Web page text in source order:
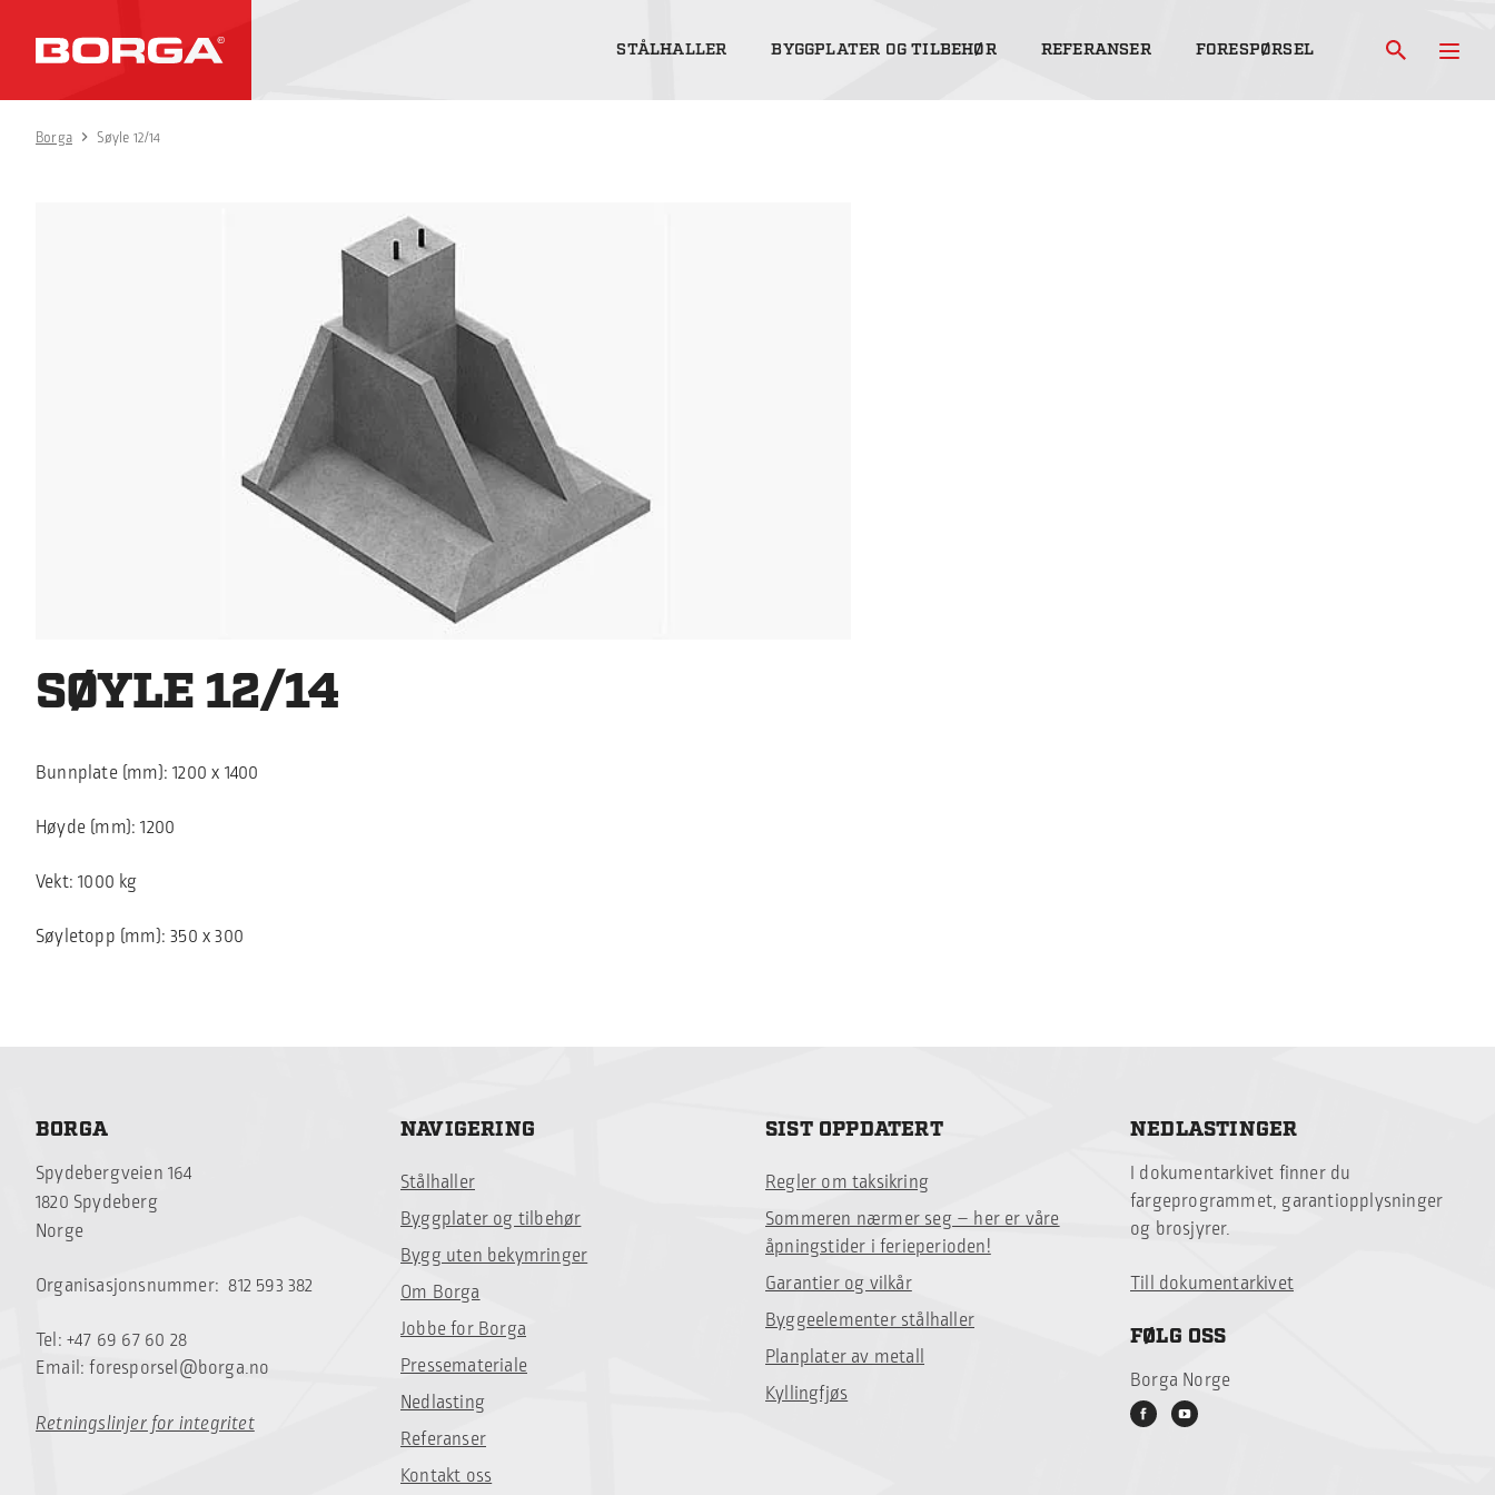
STÅLHALLER BYGGPLATER OG TILBEHØR REFERANSER FORESPØRSEL
Borga Søyle 12/14
SØYLE 12/14
Bunnplate (mm): 1200 x 1400
Høyde (mm): 1200
Vekt: 1000 kg
Søyletopp (mm): 350 x 300
BORGA
Spydebergveien 164
1820 Spydeberg
Norge
Organisasjonsnummer: 812 593 382
Tel: +47 69 67 60 28
Email:foresporsel@borga.no
Retningslinjer for integritet
NAVIGERING
Stålhaller
Byggplater og tilbehør
Bygg uten bekymringer
Om Borga
Jobbe for Borga
Pressemateriale
Nedlasting
Referanser
Kontakt oss
SIST OPPDATERT
Regler om taksikring
Sommeren nærmer seg – her er våre
åpningstider i ferieperioden!
Garantier og vilkår
Byggeelementer stålhaller
Planplater av metall
Kyllingfjøs
NEDLASTINGER
I dokumentarkivet finner du
fargeprogrammet, garantiopplysninger
og brosjyrer.
Till dokumentarkivet
FØLG OSS
Borga Norge